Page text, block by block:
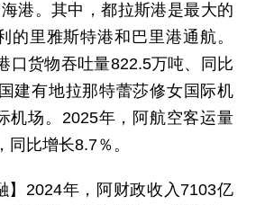
港。其中，都拉斯港是最大的
的里雅斯特港和巴里港通航。
口货物吞吐量822.5万吨、同比
建有地拉那特蕾莎修女国际机
机场。2025年，阿航空客运量
同比增长8.7％。
】2024年，阿财政收入7103亿